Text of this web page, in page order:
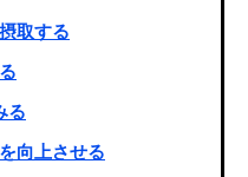
取する
る
向上させる